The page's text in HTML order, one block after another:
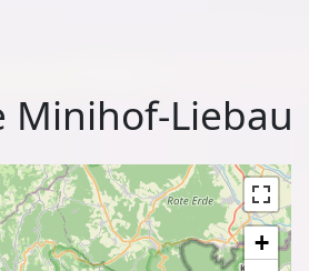
Minihof-Liebau
+